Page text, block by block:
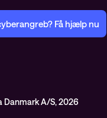
Få hjælp nu
Danmark A/S, 2026